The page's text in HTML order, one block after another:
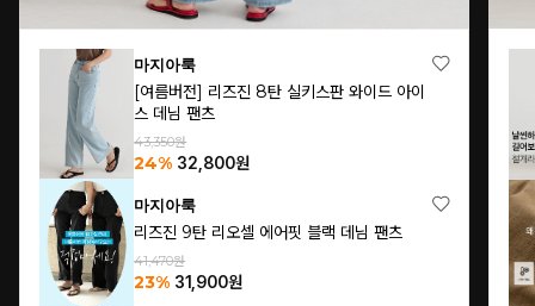
마지아룩
[여름버전] 핏 UP 밴딩 절개 코튼 팬츠
32% 31,700원
마지아룩
[여름린넨](S~L)내추럴 린넨 와이드 밴딩 팬
츠
69,860원
26% 51,700원